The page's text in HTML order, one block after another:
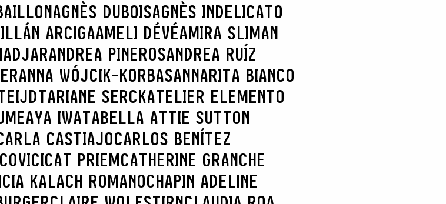
AGNÈS DUBOISAGNÈS INDELICATO
ARCIGAAMELI DÉVÉAMIRA SLIMAN
ANDREA PINEROSANDREA RUÍZ
ANNA WÓJCIK-KORBASANNARITA BIANCO
ARIANE SERCKATELIER ELEMENTO
AYA IWATABELLA ATTIE SUTTON
CASTIAJOCARLOS BENÍTEZ
CAT PRIEMCATHERINE GRANCHE
KALACH ROMANOCHAPIN ADELINE